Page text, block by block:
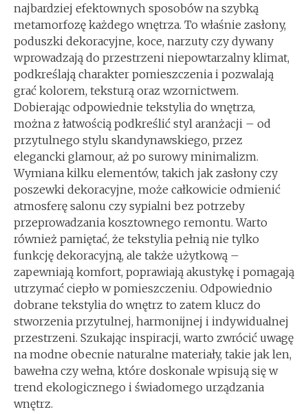
najbardziej efektownych sposobów na szybką
metamorfozę każdego wnętrza. To właśnie zasłony,
poduszki dekoracyjne, koce, narzuty czy dywany
wprowadzają do przestrzeni niepowtarzalny klimat,
podkreślają charakter pomieszczenia i pozwalają
grać kolorem, teksturą oraz wzornictwem.
Dobierając odpowiednie tekstylia do wnętrza,
można z łatwością podkreślić styl aranżacji – od
przytulnego stylu skandynawskiego, przez
elegancki glamour, aż po surowy minimalizm.
Wymiana kilku elementów, takich jak zasłony czy
poszewki dekoracyjne, może całkowicie odmienić
atmosferę salonu czy sypialni bez potrzeby
przeprowadzania kosztownego remontu. Warto
również pamiętać, że tekstylia pełnią nie tylko
funkcję dekoracyjną, ale także użytkową –
zapewniają komfort, poprawiają akustykę i pomagają
utrzymać ciepło w pomieszczeniu. Odpowiednio
dobrane tekstylia do wnętrz to zatem klucz do
stworzenia przytulnej, harmonijnej i indywidualnej
przestrzeni. Szukając inspiracji, warto zwrócić uwagę
na modne obecnie naturalne materiały, takie jak len,
bawełna czy wełna, które doskonale wpisują się w
trend ekologicznego i świadomego urządzania
wnętrz.